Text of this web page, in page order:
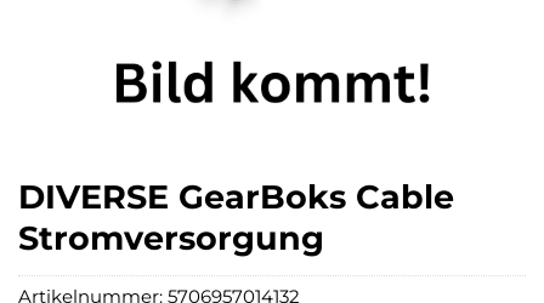
DIVERSE GearBoks Cable
Stromversorgung
Artikelnummer: 5706957014132